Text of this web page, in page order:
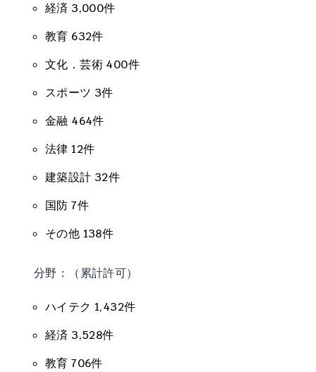
経済 3,000件
教育 632件
文化．芸術 400件
スポーツ 3件
金融 464件
法律 12件
建築設計 32件
国防 7件
その他 138件
分野：（累計許可）
ハイテク 1,432件
経済 3,528件
教育 706件